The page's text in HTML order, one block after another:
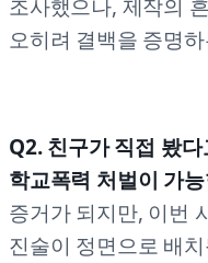
조사했으나, 제작의
오히려 결백을 증명
Q2. 친구가 직접 봤
학교폭력 처벌이 가
증거가 되지만, 이번
진술이 정면으로 배